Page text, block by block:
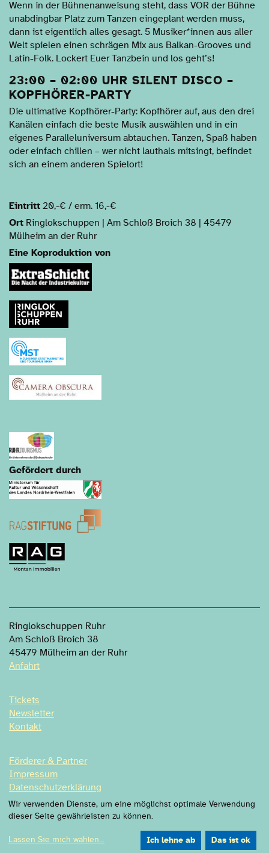
Wenn in der Bühnenanweisung steht, dass VOR der Bühne
unabdingbar Platz zum Tanzen eingeplant werden muss,
dann ist eigentlich alles gesagt. 5 Musiker*innen aus aller
Welt spielen einen schrägen Mix aus Balkan-Grooves und
Latin-Folk. Lockert Euer Tanzbein und los geht’s!
23:00 – 02:00 UHR SILENT DISCO –
KOPFHÖRER-PARTY
Die ultimative Kopfhörer-Party: Kopfhörer auf, aus den drei
Kanälen einfach die beste Musik auswählen und in ein
eigenes Paralleluniversum abtauchen. Tanzen, Spaß haben
oder einfach chillen – wer nicht lauthals mitsingt, befindet
sich an einem anderen Spielort!
Eintritt 20,-€ / erm. 16,-€
Ort Ringlokschuppen | Am Schloß Broich 38 | 45479
Mülheim an der Ruhr
Eine Koproduktion von
Gefördert durch
Ringlokschuppen Ruhr
Am Schloß Broich 38
45479 Mülheim an der Ruhr
Anfahrt
Tickets
Newsletter
Kontakt
Förderer & Partner
Impressum
Datenschutzerklärung
Datenschutzeinstellung
Wir verwenden Dienste, um eine möglichst optimale Verwendung
dieser Seite gewährleisten zu können.
Lassen Sie mich wählen... Ich lehne ab Das ist ok